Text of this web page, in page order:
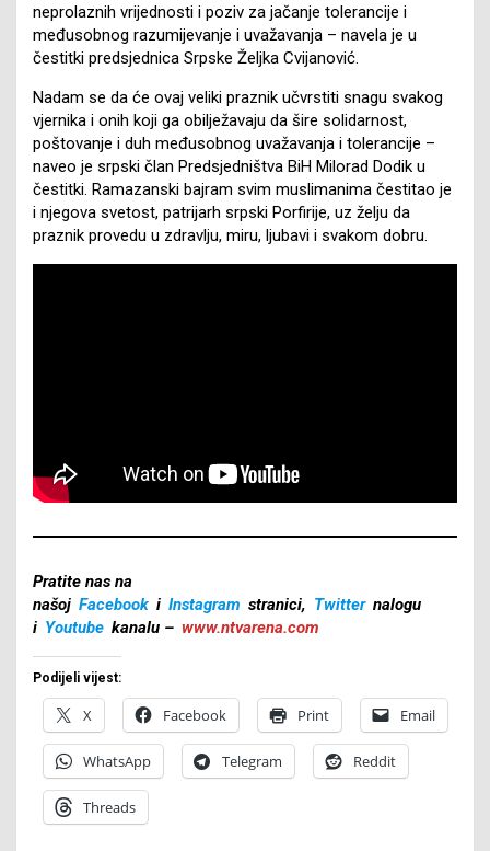
neprolaznih vrijednosti i poziv za jačanje tolerancije i
međusobnog razumijevanje i uvažavanja – navela je u
čestitki predsjednica Srpske Željka Cvijanović.
Nadam se da će ovaj veliki praznik učvrstiti snagu svakog
vjernika i onih koji ga obilježavaju da šire solidarnost,
poštovanje i duh međusobnog uvažavanja i tolerancije –
naveo je srpski član Predsjedništva BiH Milorad Dodik u
čestitki. Ramazanski bajram svim muslimanima čestitao je
i njegova svetost, patrijarh srpski Porfirije, uz želju da
praznik provedu u zdravlju, miru, ljubavi i svakom dobru.
Pratite nas na
našoj Facebook i Instagram stranici, Twitter nalogu
i Youtube kanalu – www.ntvarena.com
Podijeli vijest:
X Facebook Print Email
WhatsApp Telegram Reddit
Threads